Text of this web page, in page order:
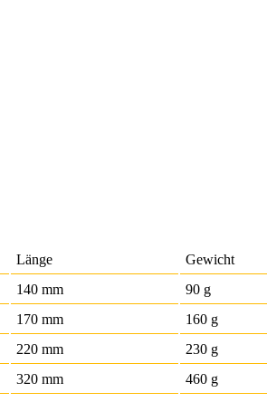
Länge
Gewicht
140 mm
90 g
170 mm
160 g
220 mm
230 g
320 mm
460 g